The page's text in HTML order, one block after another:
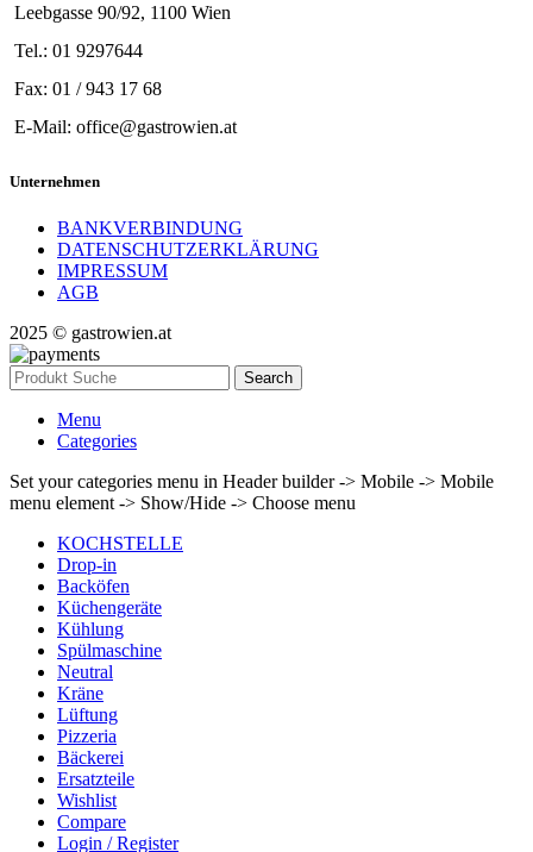
Leebgasse 90/92, 1100 Wien
Tel.: 01 9297644
Fax: 01 / 943 17 68
E-Mail: office@gastrowien.at
Unternehmen
BANKVERBINDUNG
DATENSCHUTZERKLÄRUNG
IMPRESSUM
AGB
2025 © gastrowien.at
Search
Menu
Categories
Set your categories menu in Header builder -> Mobile -> Mobile
menu element -> Show/Hide -> Choose menu
KOCHSTELLE
Drop-in
Backöfen
Küchengeräte
Kühlung
Spülmaschine
Neutral
Kräne
Lüftung
Pizzeria
Bäckerei
Ersatzteile
Wishlist
Compare
Login / Register